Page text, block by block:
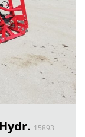
15893